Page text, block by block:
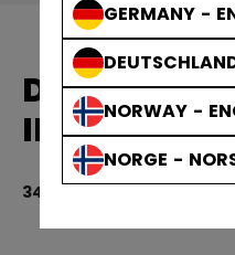
GERMANY -
NORWAY -
NORGE -
DAMASKER
349,00 kr